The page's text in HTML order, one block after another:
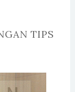
TIPS